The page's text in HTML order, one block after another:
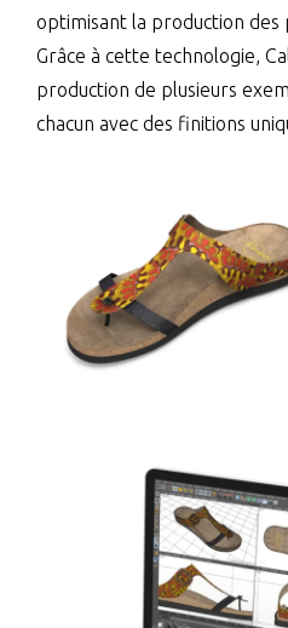
optimisant la production des
Grâce à cette technologie,
production de plusieurs
chacun avec des finitions